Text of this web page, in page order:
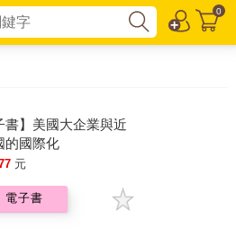
0
書】美國大企業與近
的國際化
元
電子書